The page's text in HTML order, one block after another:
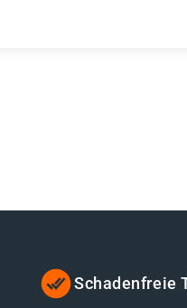
Schadenfreie